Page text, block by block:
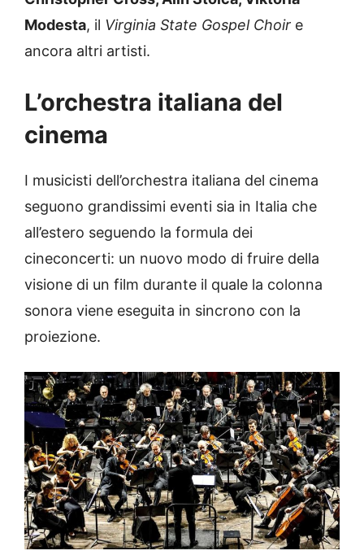
Modesta, il Virginia State Gospel Choir e
ancora altri artisti.
L’orchestra italiana del
cinema
I musicisti dell’orchestra italiana del cinema
seguono grandissimi eventi sia in Italia che
all’estero seguendo la formula dei
cineconcerti: un nuovo modo di fruire della
visione di un film durante il quale la colonna
sonora viene eseguita in sincrono con la
proiezione.